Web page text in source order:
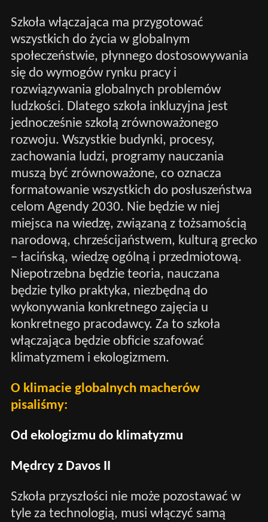
Szkoła włączająca ma przygotować
wszystkich do życia w globalnym
społeczeństwie, płynnego dostosowywania
się do wymogów rynku pracy i
rozwiązywania globalnych problemów
ludzkości. Dlatego szkoła inkluzyjna jest
jednocześnie szkołą zrównoważonego
rozwoju. Wszystkie budynki, procesy,
zachowania ludzi, programy nauczania
muszą być zrównoważone, co oznacza
formatowanie wszystkich do posłuszeństwa
celom Agendy 2030. Nie będzie w niej
miejsca na wiedzę, związaną z tożsamością
narodową, chrześcijaństwem, kulturą grecko
– łacińską, wiedzę ogólną i przedmiotową.
Niepotrzebna będzie teoria, nauczana
będzie tylko praktyka, niezbędną do
wykonywania konkretnego zajęcia u
konkretnego pracodawcy. Za to szkoła
włączająca będzie obficie szafować
klimatyzmem i ekologizmem.
O klimacie globalnych macherów
pisaliśmy:
Od ekologizmu do klimatyzmu
Mędrcy z Davos II
Szkoła przyszłości nie może pozostawać w
tyle za technologią, musi włączyć samą